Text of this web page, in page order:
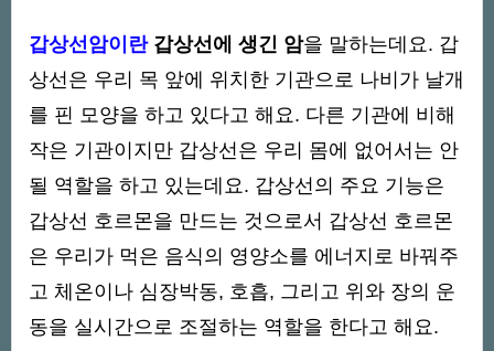
갑상선암이란 갑상선에 생긴 암을 말하는데요. 갑
상선은 우리 목 앞에 위치한 기관으로 나비가 날개
를 핀 모양을 하고 있다고 해요. 다른 기관에 비해
작은 기관이지만 갑상선은 우리 몸에 없어서는 안
될 역할을 하고 있는데요. 갑상선의 주요 기능은
갑상선 호르몬을 만드는 것으로서 갑상선 호르몬
은 우리가 먹은 음식의 영양소를 에너지로 바꿔주
고 체온이나 심장박동, 호흡, 그리고 위와 장의 운
동을 실시간으로 조절하는 역할을 한다고 해요.